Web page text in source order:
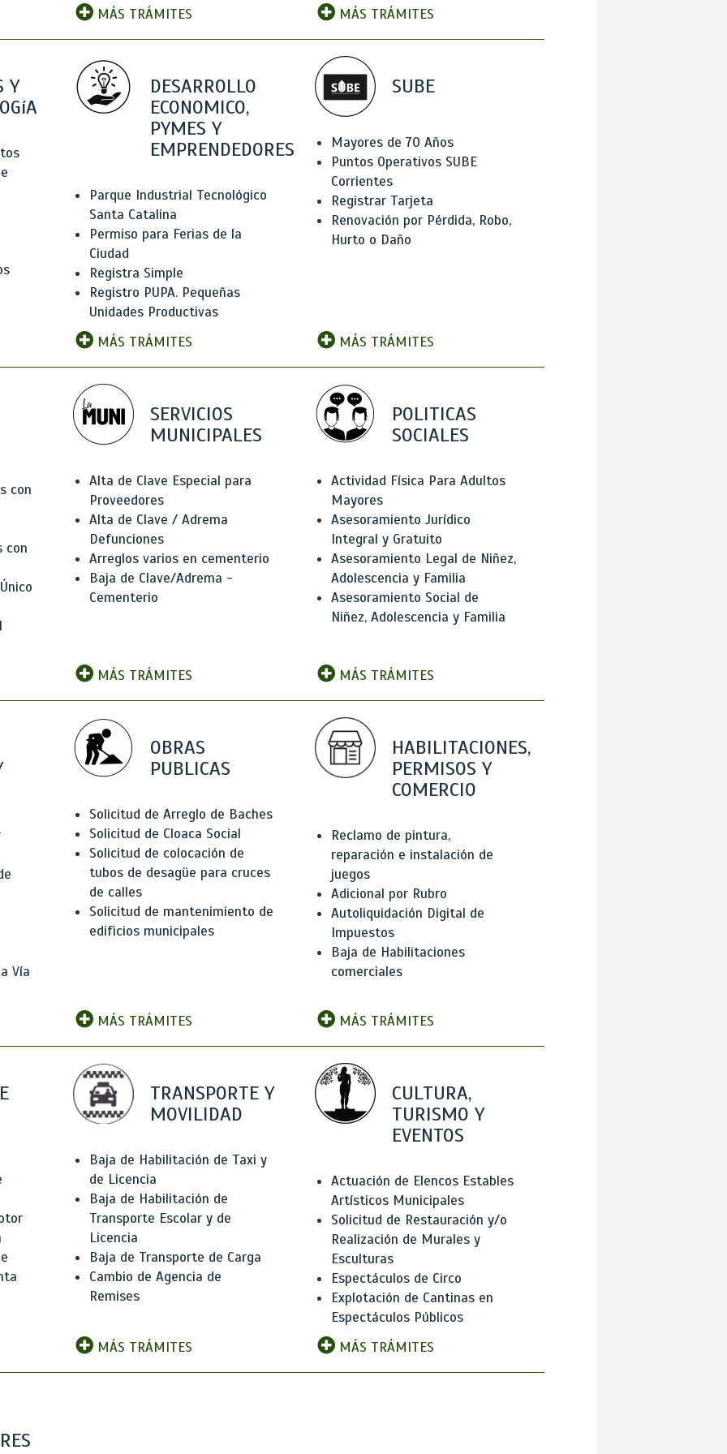
MÁS TRÁMITES MÁS TRÁMITES
Y
DESARROLLO
ECONOMICO,
PYMES Y
EMPRENDEDORES
Parque Industrial Tecnológico
Santa Catalina
Permiso para Ferias de la
Ciudad
Registra Simple
Registro PUPA. Pequeñas
Unidades Productivas
MÁS TRÁMITES
SUBE
Mayores de 70 Años
Puntos Operativos SUBE
Corrientes
Registrar Tarjeta
Renovación por Pérdida, Robo,
Hurto o Daño
MÁS TRÁMITES
con
con
SERVICIOS
MUNICIPALES
Alta de Clave Especial para
Proveedores
Alta de Clave / Adrema
Defunciones
Arreglos varios en cementerio
Baja de Clave/Adrema -
Cementerio
MÁS TRÁMITES
POLITICAS
SOCIALES
Actividad Física Para Adultos
Mayores
Asesoramiento Jurídico
Integral y Gratuito
Asesoramiento Legal de Niñez,
Adolescencia y Familia
Asesoramiento Social de
Niñez, Adolescencia y Familia
MÁS TRÁMITES
Vía
OBRAS
PUBLICAS
Solicitud de Arreglo de Baches
Solicitud de Cloaca Social
Solicitud de colocación de
tubos de desagüe para cruces
de calles
Solicitud de mantenimiento de
edificios municipales
MÁS TRÁMITES
HABILITACIONES,
PERMISOS Y
COMERCIO
Reclamo de pintura,
reparación e instalación de
juegos
Adicional por Rubro
Autoliquidación Digital de
Impuestos
Baja de Habilitaciones
comerciales
MÁS TRÁMITES
TRANSPORTE Y
MOVILIDAD
Baja de Habilitación de Taxi y
de Licencia
Baja de Habilitación de
Transporte Escolar y de
Licencia
Baja de Transporte de Carga
Cambio de Agencia de
Remises
MÁS TRÁMITES
CULTURA,
TURISMO Y
EVENTOS
Actuación de Elencos Estables
Artísticos Municipales
Solicitud de Restauración y/o
Realización de Murales y
Esculturas
Espectáculos de Circo
Explotación de Cantinas en
Espectáculos Públicos
MÁS TRÁMITES